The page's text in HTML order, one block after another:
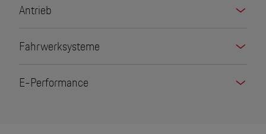
Antrieb
Fahrwerksysteme
E-Performance